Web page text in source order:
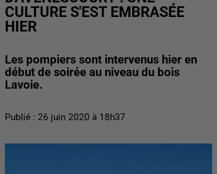
CULTURE S'EST EMBRASÉE
HIER
Les pompiers sont intervenus hier en
début de soirée au niveau du bois
Lavoie.
Publié : 26 juin 2020 à 18h37